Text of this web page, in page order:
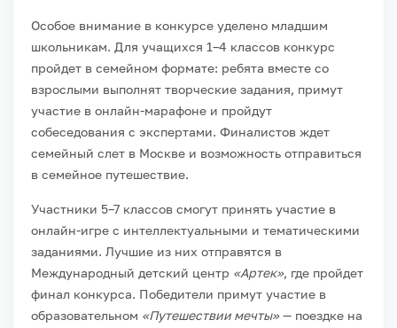
Особое внимание в конкурсе уделено младшим
школьникам. Для учащихся 1–4 классов конкурс
пройдет в семейном формате: ребята вместе со
взрослыми выполнят творческие задания, примут
участие в онлайн-марафоне и пройдут
собеседования с экспертами. Финалистов ждет
семейный слет в Москве и возможность отправиться
в семейное путешествие.
Участники 5–7 классов смогут принять участие в
онлайн-игре с интеллектуальными и тематическими
заданиями. Лучшие из них отправятся в
Международный детский центр «Артек», где пройдет
финал конкурса. Победители примут участие в
образовательном «Путешествии мечты» — поездке на